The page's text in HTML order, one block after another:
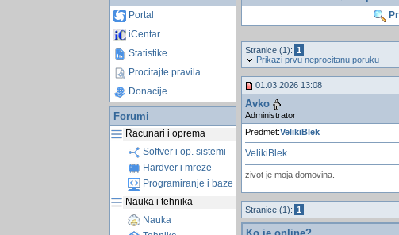
Portal
iCentar
Statistike
Procitajte pravila
Donacije
Forumi
Racunari i oprema
Softver i op. sistemi
Hardver i mreze
Programiranje i baze
Nauka i tehnika
Nauka
Stranice (1): 1
Prikazi prvu neprocitanu poruku
01.03.2026 13:08
Avko
Administrator
Predmet:VelikiBlek
VelikiBlek
zivot je moja domovina.
Stranice (1): 1